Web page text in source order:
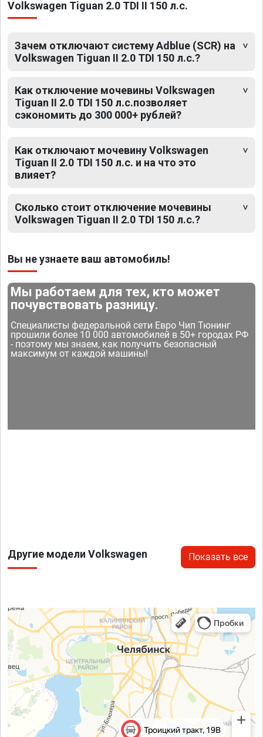
Volkswagen Tiguan 2.0 TDI II 150 л.с.
Зачем отключают систему Adblue (SCR) на
Volkswagen Tiguan II 2.0 TDI 150 л.с.?
Как отключение мочевины Volkswagen
Tiguan II 2.0 TDI 150 л.с.позволяет
сэкономить до 300 000+ рублей?
Как отключают мочевину Volkswagen
Tiguan II 2.0 TDI 150 л.с. и на что это
влияет?
Сколько стоит отключение мочевины
Volkswagen Tiguan II 2.0 TDI 150 л.с.?
Вы не узнаете ваш автомобиль!
Мы работаем для тех, кто может
почувствовать разницу.
Специалисты федеральной сети Евро Чип Тюнинг
прошили более 10 000 автомобилей в 50+ городах РФ
- поэтому мы знаем, как получить безопасный
максимум от каждой машины!
Другие модели Volkswagen Показать все